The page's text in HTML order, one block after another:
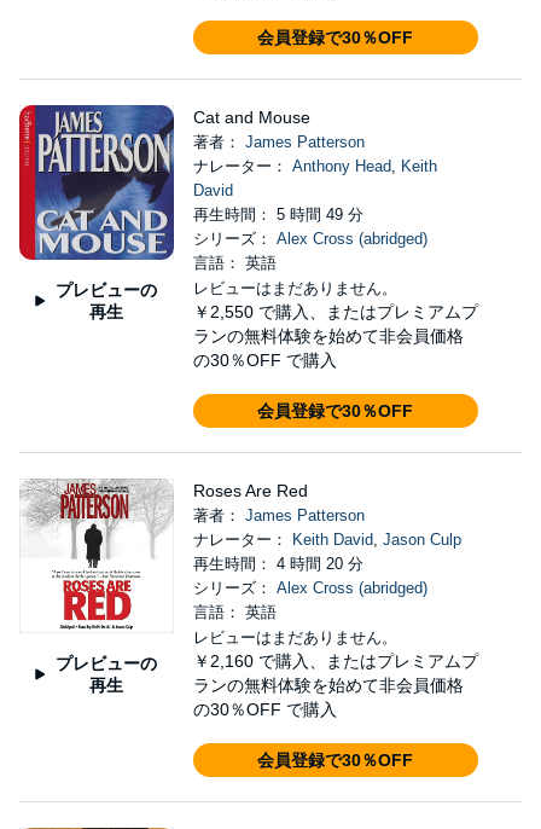
会員登録で30％OFF
プレビューの
再生
Cat and Mouse
著者： James Patterson
ナレーター： Anthony Head, Keith
David
再生時間： 5 時間 49 分
シリーズ： Alex Cross (abridged)
言語： 英語
レビューはまだありません。
￥2,550 で購入、またはプレミアムプ
ランの無料体験を始めて非会員価格
の30％OFF で購入
会員登録で30％OFF
プレビューの
再生
Roses Are Red
著者： James Patterson
ナレーター：
Keith David, Jason Culp
再生時間： 4 時間 20 分
シリーズ： Alex Cross (abridged)
言語： 英語
レビューはまだありません。
￥2,160 で購入、またはプレミアムプ
ランの無料体験を始めて非会員価格
の30％OFF で購入
会員登録で30％OFF